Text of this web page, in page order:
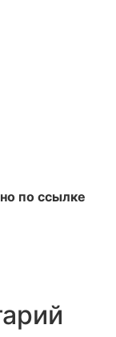
по ссылке